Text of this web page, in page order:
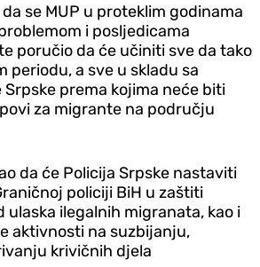
se MUP u proteklim godinama
i posljedicama
poručio da će učiniti sve da tako
periodu, a sve u skladu sa
prema kojima neće biti
za migrante na području
da će Policija Srpske nastaviti
policiji BiH u zaštiti
ulaska ilegalnih migranata, kao i
aktivnosti na suzbijanju,
krivičnih djela